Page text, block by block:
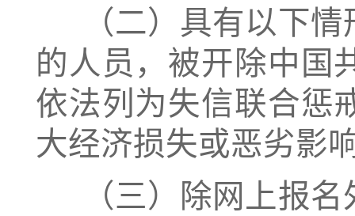
（二）具有以下情
的人员，被开除中国
依法列为失信联合惩
大经济损失或恶劣影
（三）除网上报名